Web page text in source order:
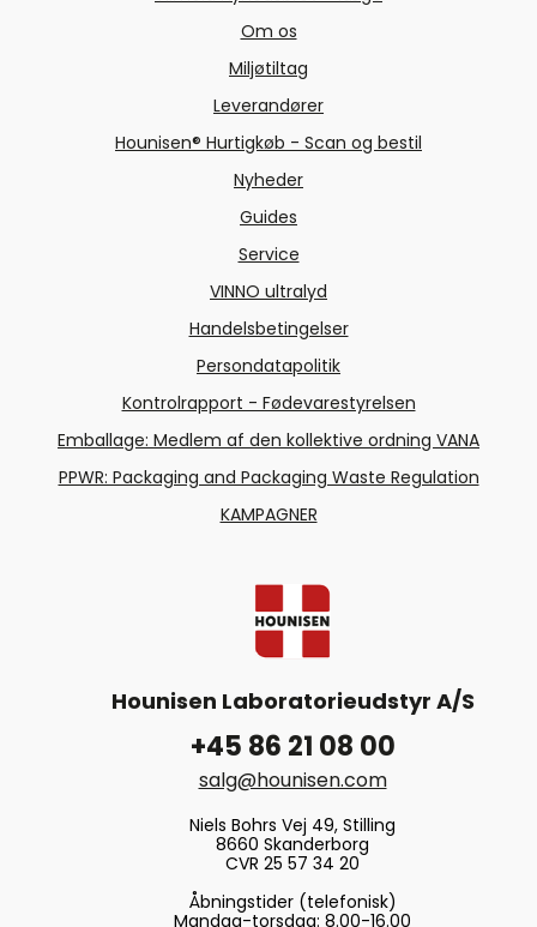
Om os
Miljøtiltag
Leverandører
Hounisen® Hurtigkøb - Scan og bestil
Nyheder
Guides
Service
VINNO ultralyd
Handelsbetingelser
Persondatapolitik
Kontrolrapport - Fødevarestyrelsen
Emballage: Medlem af den kollektive ordning VANA
PPWR: Packaging and Packaging Waste Regulation
KAMPAGNER
Hounisen Laboratorieudstyr A/S
+45 86 21 08 00
salg@hounisen.com
Niels Bohrs Vej 49, Stilling
8660 Skanderborg
CVR 25 57 34 20
Åbningstider (telefonisk)
Mandag-torsdag: 8.00-16.00